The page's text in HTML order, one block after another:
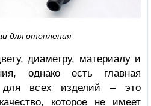
для отопления
диаметру, материалу и
однако есть главная
для всех изделий – это
которое не имеет